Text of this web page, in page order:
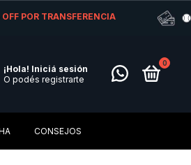
POR TRANSFERENCIA
¡Hola! Iniciá sesión
O podés registrarte
0
CONSEJOS